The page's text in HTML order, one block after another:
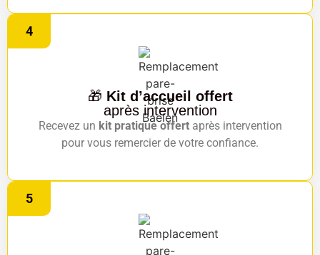
4
🎁 Kit d’accueil offert
après intervention
Recevez un kit pratique offertaprès intervention
pour vous remercier de votre confiance.
5